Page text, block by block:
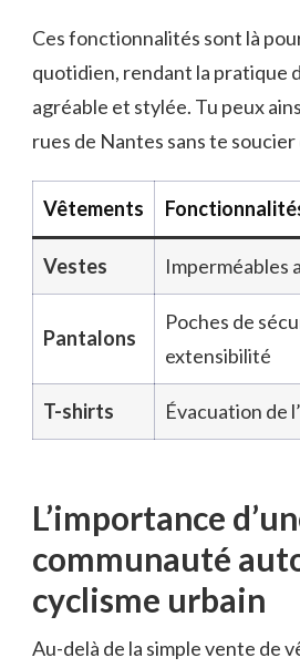
Ces fonctionnalités sont là
quotidien, rendant la pratique
agréable et stylée. Tu peux
rues de Nantes sans te soucier
Vêtements
Vestes Imperméables
Pantalons
Poches de
extensibilité
T-shirts Évacuation de
L’importance
communauté
cyclisme urbain
Au-delà de la simple vente de